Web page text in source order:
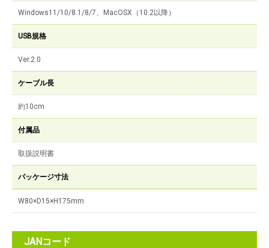
Windows11/10/8.1/8/7、MacOSX（10.2以降）
USB規格
Ver.2.0
ケーブル長
約10cm
付属品
取扱説明書
パッケージ寸法
W80×D15×H175mm
JANコード